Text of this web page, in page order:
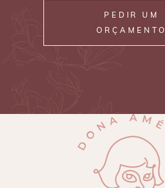
PEDIR UM
ORÇAMENTO